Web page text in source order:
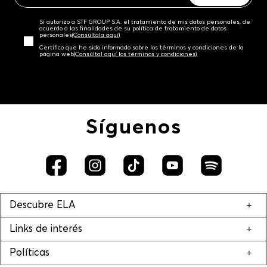
Sí autorizo a STF GROUP S.A. el tratamiento de mis datos personales, de
acuerdo a las finalidades de su política de tratamiento de datos
personales‎(Consúltala aquí)
Certifico que he sido informado sobre los términos y condiciones de la
página web‎(Consúltal aquí los términos y condiciones)
Síguenos
Descubre ELA
Links de interés
Políticas